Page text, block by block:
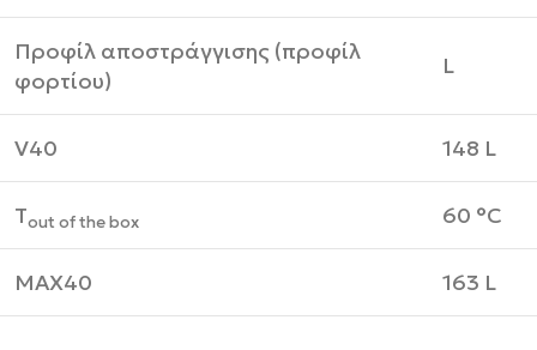
Προφίλ αποστράγγισης (προφίλ
φορτίου)
L
V40 148 L
Tout of the box 60 °C
MAX40 163 L